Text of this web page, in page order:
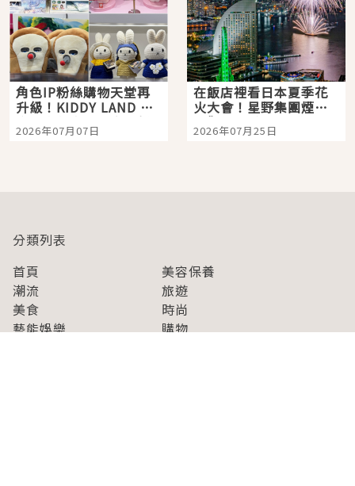
角色IP粉絲購物天堂再
升級！KIDDY LAND 原
宿店吉伊卡哇迎客，新
開幕 OMOKADO 店3分
2026年07月07日
在飯店裡看日本夏季花
火大會！星野集團煙火
景觀飯店6選，讓你不用
人擠人悠閒欣賞
2026年07月25日
分類列表
首頁
美容保養
潮流
旅遊
美食
時尚
藝能娛樂
購物